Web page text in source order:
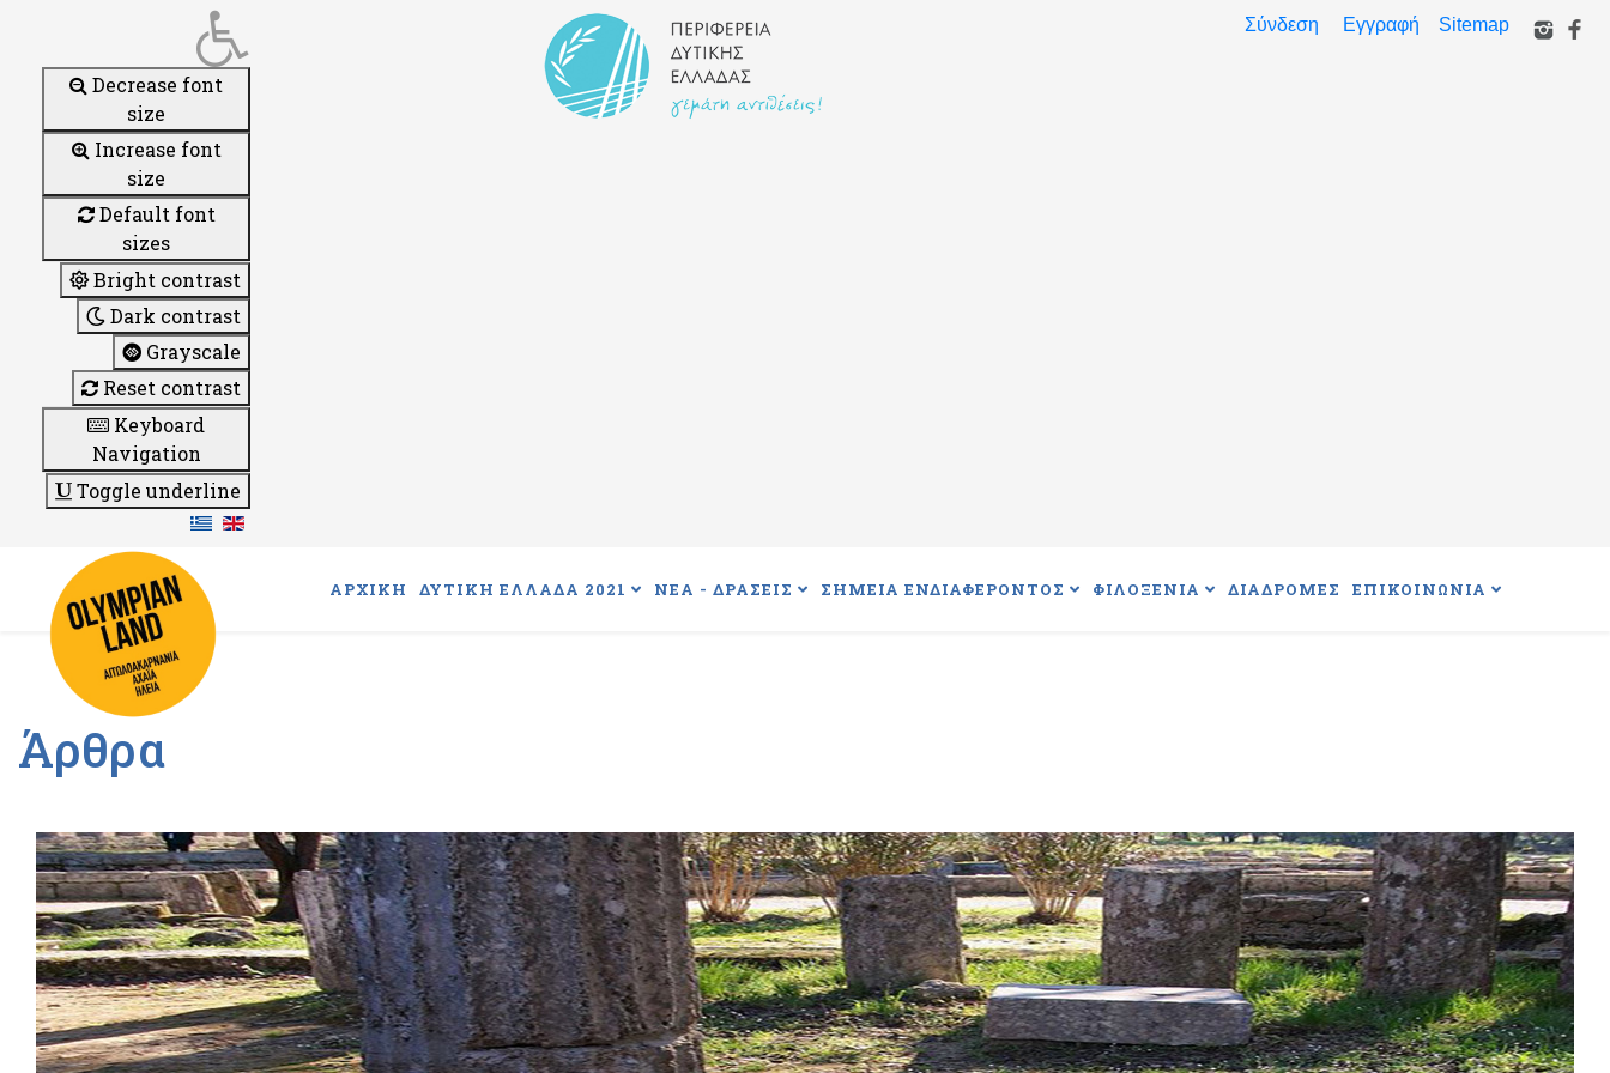
Decrease font
size
Increase font
size
Default font
sizes
Bright contrast
Dark contrast
Grayscale
Reset contrast
Keyboard
Navigation
Toggle underline
Σύνδεση Εγγραφή Sitemap
ΑΡΧΙΚΗ ΔΥΤΙΚΗ ΕΛΛΑΔΑ 2021 ΝΕΑ - ΔΡΑΣΕΙΣ ΣΗΜΕΙΑ ΕΝΔΙΑΦΕΡΟΝΤΟΣ ΦΙΛΟΞΕΝΙΑ ΔΙΑΔΡΟΜΕΣ ΕΠΙΚΟΙΝΩΝΙΑ
Άρθρα